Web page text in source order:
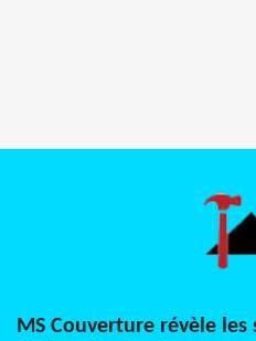
MS Couverture révèle